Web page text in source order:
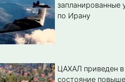
запланированные
по Ирану
ЦАХАЛ приведен в
состояние